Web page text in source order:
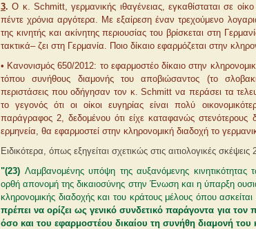
3.Ο κ. Schmitt, γερμανικής ιθαγένειας, εγκαθίσταται σε
πέντε χρόνια αργότερα. Με εξαίρεση έναν τρεχούμενο
της κινητής και ακίνητης περιουσίας του βρίσκεται στη
τακτικά– ζει στη Γερμανία. Ποιο δίκαιο εφαρμόζεται στην
• Κανονισμός 650/2012: το εφαρμοστέο δίκαιο στην
τόπου συνήθους διαμονής του αποβιώσαντος (το
περιστάσεις που οδήγησαν τον κ. Schmitt να περάσει τα
το γεγονός ότι οι οίκοι ευγηρίας είναι πολύ
παράγραφος 2, δεδομένου ότι είχε καταφανώς στενότερους
ερμηνεία, θα εφαρμοστεί στην κληρονομική διαδοχή το
Ειδικότερα, όπως εξηγείται σχετικώς στις αιτιολογικές
"(23) Λαμβανομένης υπόψη της αυξανόμενης κινητικότητας
ορθή απονομή της δικαιοσύνης στην Ένωση και η ύπαρξη
κληρονομικής διαδοχής και του κράτους μέλους όπου
πρέπει να ορίζει ως γενικό συνδετικό παράγοντα για τον
όσο και του εφαρμοστέου δικαίου τη συνήθη διαμονή